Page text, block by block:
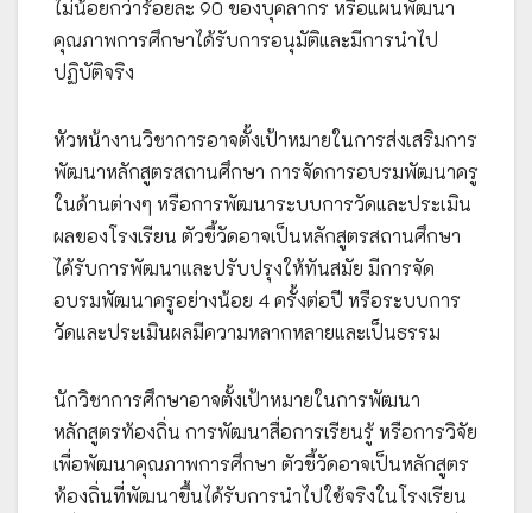
ไม่น้อยกว่าร้อยละ 90 ของบุคลากร หรือแผนพัฒนา
คุณภาพการศึกษาได้รับการอนุมัติและมีการนำไป
ปฏิบัติจริง
หัวหน้างานวิชาการอาจตั้งเป้าหมายในการส่งเสริมการ
พัฒนาหลักสูตรสถานศึกษา การจัดการอบรมพัฒนาครู
ในด้านต่างๆ หรือการพัฒนาระบบการวัดและประเมิน
ผลของโรงเรียน ตัวชี้วัดอาจเป็นหลักสูตรสถานศึกษา
ได้รับการพัฒนาและปรับปรุงให้ทันสมัย มีการจัด
อบรมพัฒนาครูอย่างน้อย 4 ครั้งต่อปี หรือระบบการ
วัดและประเมินผลมีความหลากหลายและเป็นธรรม
นักวิชาการศึกษาอาจตั้งเป้าหมายในการพัฒนา
หลักสูตรท้องถิ่น การพัฒนาสื่อการเรียนรู้ หรือการวิจัย
เพื่อพัฒนาคุณภาพการศึกษา ตัวชี้วัดอาจเป็นหลักสูตร
ท้องถิ่นที่พัฒนาขึ้นได้รับการนำไปใช้จริงในโรงเรียน